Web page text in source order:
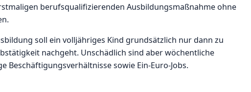
berufsqualifizierenden Ausbildungsmaßnahme ohne
soll ein volljähriges Kind grundsätzlich nur dann zu
nachgeht. Unschädlich sind aber wöchentliche
Beschäftigungsverhältnisse sowie Ein-Euro-Jobs.